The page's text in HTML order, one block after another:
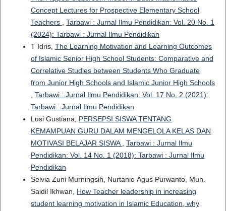
Concept Lectures for Prospective Elementary School
Teachers , Tarbawi : Jurnal Ilmu Pendidikan: Vol. 20 No. 1
(2024): Tarbawi : Jurnal Ilmu Pendidikan
T Idris, The Learning Motivation and Learning Outcomes
of Islamic Senior High School Students: Comparative and
Correlative Studies between Students Who Graduate
from Junior High Schools and Islamic Junior High Schools
, Tarbawi : Jurnal Ilmu Pendidikan: Vol. 17 No. 2 (2021):
Tarbawi : Jurnal Ilmu Pendidikan
Lusi Gustiana, PERSEPSI SISWA TENTANG
KEMAMPUAN GURU DALAM MENGELOLA KELAS DAN
MOTIVASI BELAJAR SISWA, Tarbawi : Jurnal Ilmu
Pendidikan: Vol. 14 No. 1 (2018): Tarbawi : Jurnal Ilmu
Pendidikan
Selvia Zuni Murningsih, Nurtanio Agus Purwanto, Muh.
Saidil Ikhwan, How Teacher leadership in increasing
student learning motivation in Islamic Education, why